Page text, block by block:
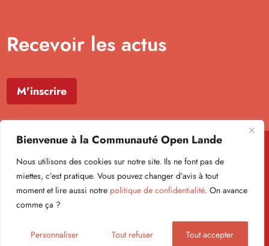
Bienvenue à la Communauté Open Lande
Nous utilisons des cookies sur notre site. Ils ne font pas de
miettes, c’est pratique. Vous pouvez changer d’avis à tout
moment et lire aussi notre politique de confidentialité. On avance
comme ça ?
Personnaliser Tout refuser Tout accepter
Recevoir les actus
M'inscrire
© Open Lande 2026